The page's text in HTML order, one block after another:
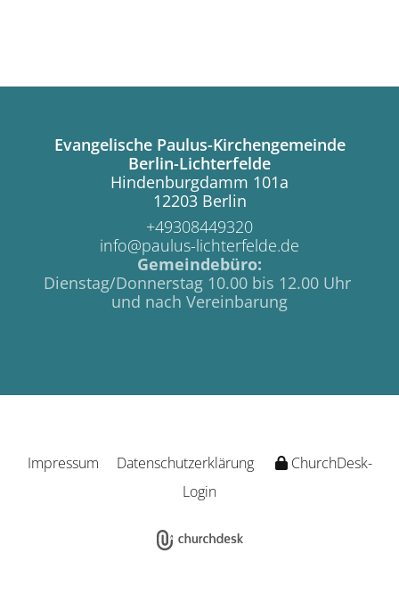
Evangelische Paulus-Kirchengemeinde
Berlin-Lichterfelde
Hindenburgdamm 101a
12203 Berlin
+49308449320
info@paulus-lichterfelde.de
Gemeindebüro:
Dienstag/Donnerstag 10.00 bis 12.00 Uhr
und nach Vereinbarung
Impressum Datenschutzerklärung
ChurchDesk-
Login